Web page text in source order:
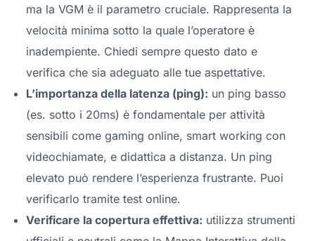
ma la VGM è il parametro cruciale. Rappresenta la
velocità minima sotto la quale l’operatore è
inadempiente. Chiedi sempre questo dato e
verifica che sia adeguato alle tue aspettative.
L’importanza della latenza (ping): un ping basso
(es. sotto i 20ms) è fondamentale per attività
sensibili come gaming online, smart working con
videochiamate, e didattica a distanza. Un ping
elevato può rendere l’esperienza frustrante. Puoi
verificarlo tramite test online.
Verificare la copertura effettiva: utilizza strumenti